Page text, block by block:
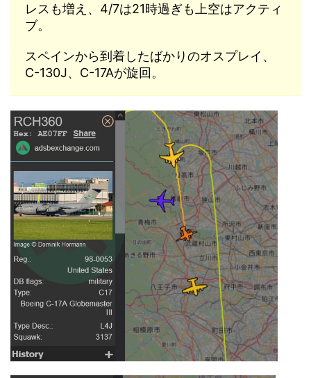
レスも増え、4/7は21時過ぎも上空はアクティ
ブ。
スペインから到着したばかりのオスプレイ、
C-130J、C-17Aが旋回。